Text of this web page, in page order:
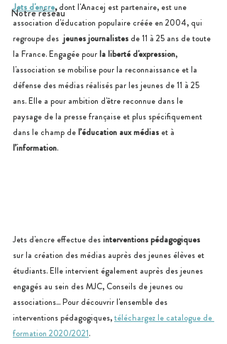
Notre réseau
Jets d'encre, dont l'Anacej est partenaire, est une
association d'éducation populaire créée en 2004, qui
regroupe des jeunes journalistes de 11 à 25 ans de toute
la France. Engagée pour la liberté d'expression,
l'association se mobilise pourla reconnaissance et la
défense des médias réalisés par les jeunes de 11 à 25
ans. Elle a pour ambition d'être reconnue dans le
paysage de la presse française et plus spécifiquement
dans le champ de l’éducation aux médias et à
l’information.
Jets d'encre effectue des interventions pédagogiques
sur la création des médias auprès des jeunes élèves et
étudiants. Elle intervient également auprès des jeunes
engagés au sein des MJC, Conseils de jeunes ou
associations... Pour découvrir l'ensemble des
interventions pédagogiques, téléchargez le catalogue de
formation 2020/2021.